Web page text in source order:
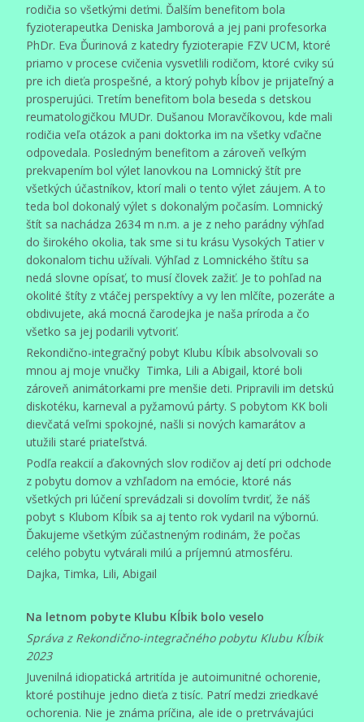
rodičia so všetkými deťmi. Ďalším benefitom bola
fyzioterapeutka Deniska Jamborová a jej pani profesorka
PhDr. Eva Ďurinová z katedry fyzioterapie FZV UCM, ktoré
priamo v procese cvičenia vysvetlili rodičom, ktoré cviky sú
pre ich dieťa prospešné, a ktorý pohyb kĺbov je prijateľný a
prosperujúci. Tretím benefitom bola beseda s detskou
reumatologičkou MUDr. Dušanou Moravčíkovou, kde mali
rodičia veľa otázok a pani doktorka im na všetky vďačne
odpovedala. Posledným benefitom a zároveň veľkým
prekvapením bol výlet lanovkou na Lomnický štít pre
všetkých účastníkov, ktorí mali o tento výlet záujem. A to
teda bol dokonalý výlet s dokonalým počasím. Lomnický
štít sa nachádza 2634 m n.m. a je z neho parádny výhľad
do širokého okolia, tak sme si tu krásu Vysokých Tatier v
dokonalom tichu užívali. Výhľad z Lomnického štítu sa
nedá slovne opísať, to musí človek zažiť. Je to pohľad na
okolité štíty z vtáčej perspektívy a vy len mlčíte, pozeráte a
obdivujete, aká mocná čarodejka je naša príroda a čo
všetko sa jej podarili vytvoriť.
Rekondično-integračný pobyt Klubu Kĺbik absolvovali so
mnou aj moje vnučky Timka, Lili a Abigail, ktoré boli
zároveň animátorkami pre menšie deti. Pripravili im detskú
diskotéku, karneval a pyžamovú párty. S pobytom KK boli
dievčatá veľmi spokojné, našli si nových kamarátov a
utužili staré priateľstvá.
Podľa reakcií a ďakovných slov rodičov aj detí pri odchode
z pobytu domov a vzhľadom na emócie, ktoré nás
všetkých pri lúčení sprevádzali si dovolím tvrdiť, že náš
pobyt s Klubom Kĺbik sa aj tento rok vydaril na výbornú.
Ďakujeme všetkým zúčastneným rodinám, že počas
celého pobytu vytvárali milú a príjemnú atmosféru.
Dajka, Timka, Lili, Abigail
Na letnom pobyte Klubu Kĺbik bolo veselo
Správa z Rekondično-integračného pobytu Klubu Kĺbik
2023
Juvenilná idiopatická artritída je autoimunitné ochorenie,
ktoré postihuje jedno dieťa z tisíc. Patrí medzi zriedkavé
ochorenia. Nie je známa príčina, ale ide o pretrvávajúci